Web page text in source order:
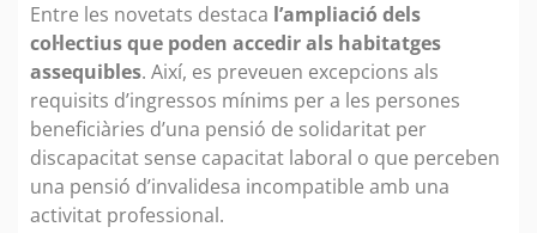
Entre les novetats destaca l’ampliació dels
col·lectius que poden accedir als habitatges
assequibles. Així, es preveuen excepcions als
requisits d’ingressos mínims per a les persones
beneficiàries d’una pensió de solidaritat per
discapacitat sense capacitat laboral o que perceben
una pensió d’invalidesa incompatible amb una
activitat professional.